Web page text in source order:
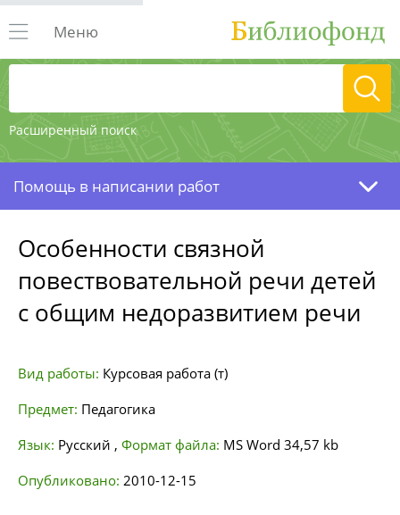
Расширенный поиск
Меню
Помощь в написании работ
Особенности связной
повествовательной речи детей
с общим недоразвитием речи
Вид работы: Курсовая работа (т)
Предмет: Педагогика
Язык: Русский , Формат файла: MS Word 34,57 kb
Опубликовано: 2010-12-15